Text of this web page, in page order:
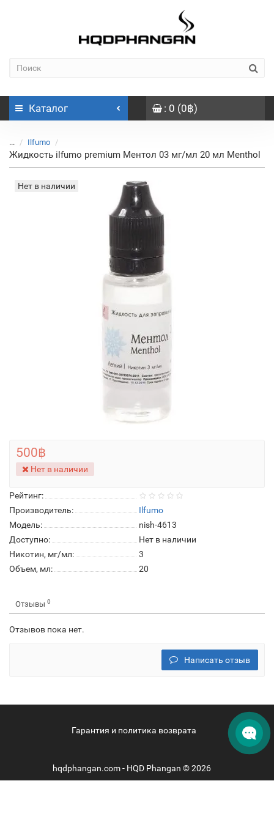
Каталог : 0 (0฿)
... Ilfumo
Жидкость ilfumo premium Ментол 03 мг/мл 20 мл Menthol
Нет в наличии
Рейтинг:
Производитель:
Ilfumo
Модель:
nish-4613
Доступно:
Нет в наличии
Никотин, мг/мл:
3
Объем, мл:
20
500฿
Нет в наличии
Отзывы 0
Отзывов пока нет.
Написать отзыв
Гарантия и политика возврата
hqdphangan.com - HQD Phangan © 2026